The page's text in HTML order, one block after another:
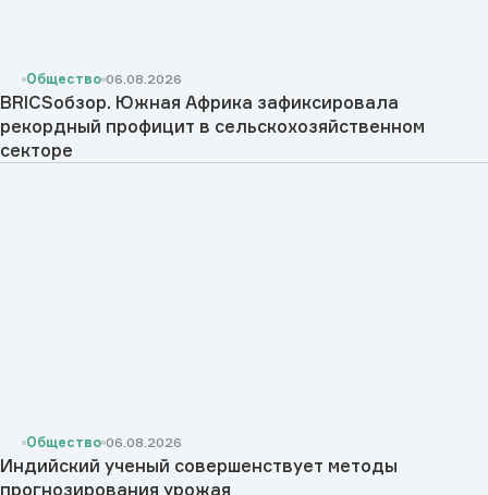
Общество 06.08.2026
BRICSобзор. Южная Африка зафиксировала
рекордный профицит в сельскохозяйственном
секторе
Общество 06.08.2026
Индийский ученый совершенствует методы
прогнозирования урожая